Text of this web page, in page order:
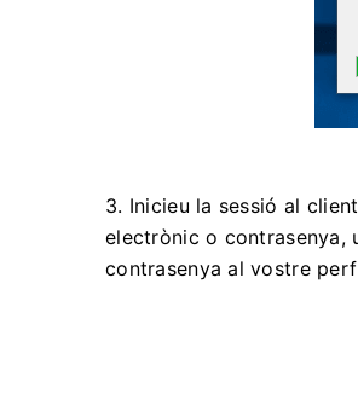
3. Inicieu la sessió al
electrònic o contrasenya,
contrasenya al vostre